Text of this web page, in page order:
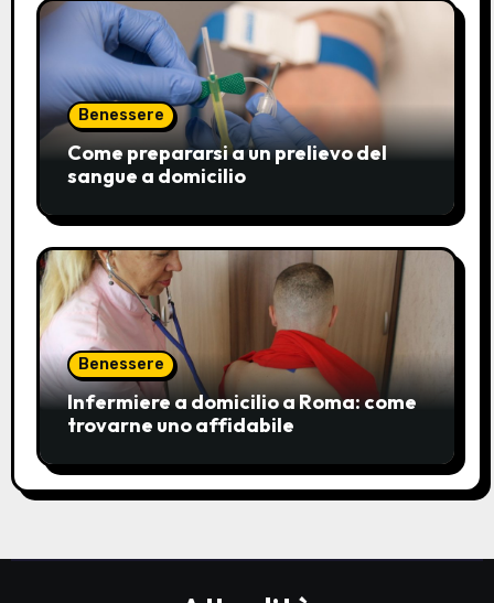
Benessere
Come prepararsi a un prelievo del
sangue a domicilio
Benessere
Infermiere a domicilio a Roma: come
trovarne uno affidabile